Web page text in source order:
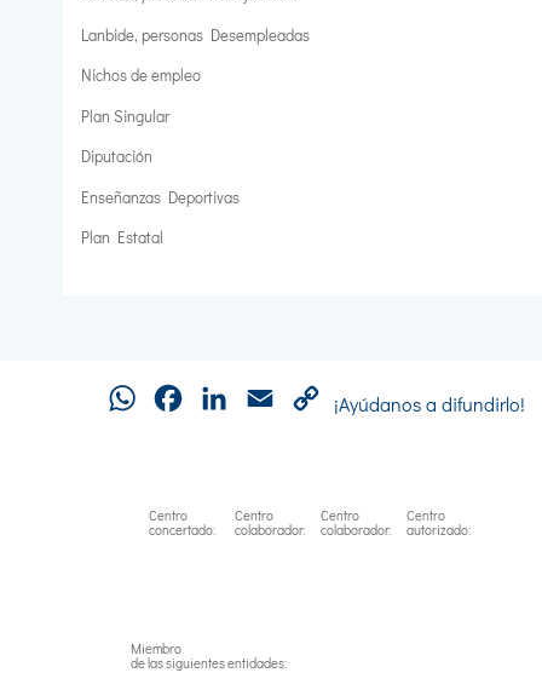
Lanbide, personas Desempleadas
Nichos de empleo
Plan Singular
Diputación
Enseñanzas Deportivas
Plan Estatal
WhatsAppFacebookLinkedInEmail
Copy
¡Ayúdanos a difundirlo!
Centro
concertado:
Centro
colaborador:
Centro
colaborador:
Centro
autorizado:
Miembro
de las siguientes entidades: